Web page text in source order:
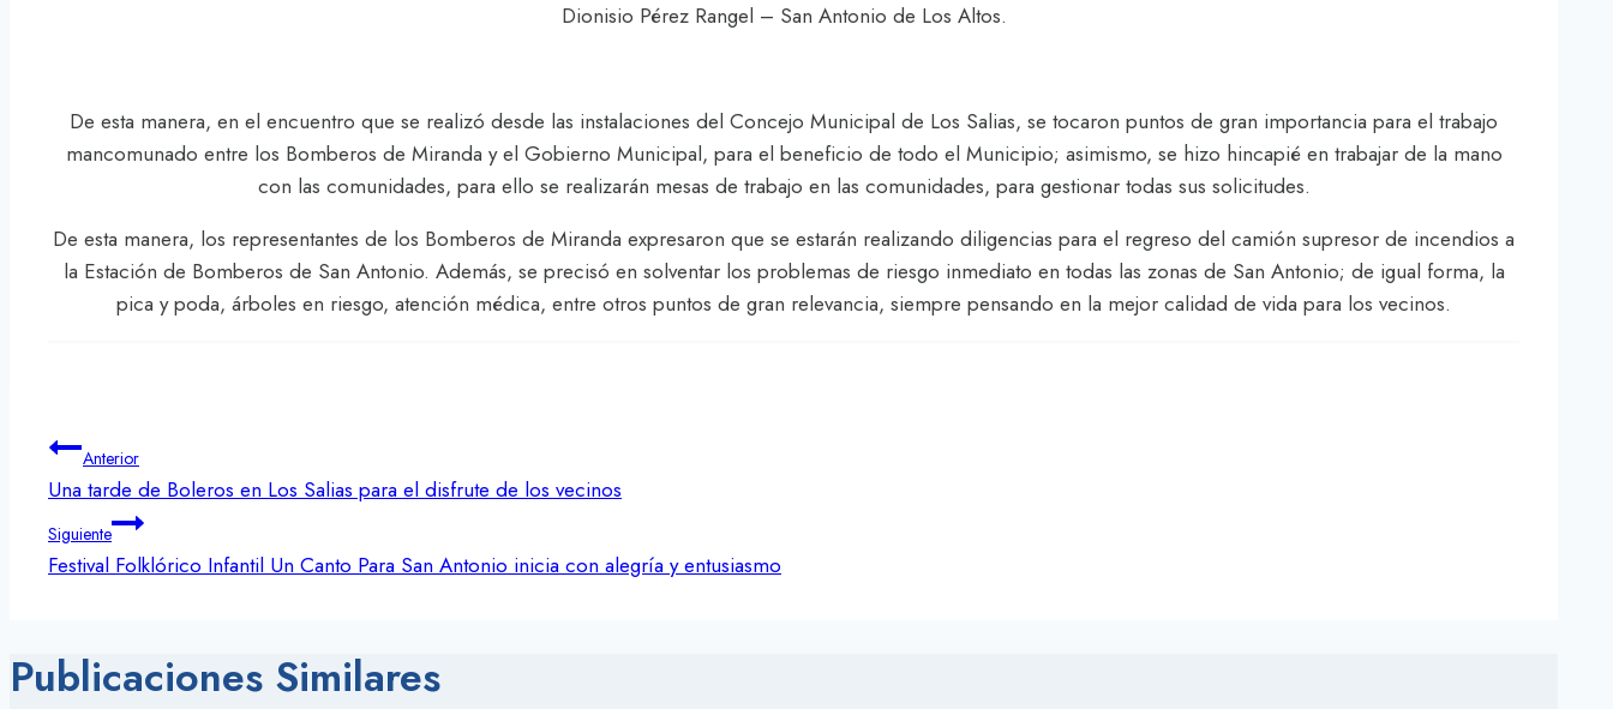
Dionisio Pérez Rangel – San Antonio de Los Altos.
De esta manera, en el encuentro que se realizó desde las instalaciones del Concejo Municipal de Los Salias, se tocaron puntos de gran importancia para el trabajo
mancomunado entre los Bomberos de Miranda y el Gobierno Municipal, para el beneficio de todo el Municipio; asimismo, se hizo hincapié en trabajar de la mano
con las comunidades, para ello se realizarán mesas de trabajo en las comunidades, para gestionar todas sus solicitudes.
De esta manera, los representantes de los Bomberos de Miranda expresaron que se estarán realizando diligencias para el regreso del camión supresor de incendios a
la Estación de Bomberos de San Antonio. Además, se precisó en solventar los problemas de riesgo inmediato en todas las zonas de San Antonio; de igual forma, la
pica y poda, árboles en riesgo, atención médica, entre otros puntos de gran relevancia, siempre pensando en la mejor calidad de vida para los vecinos.
Navegación
de
entradas
Anterior
Una tarde de Boleros en Los Salias para el disfrute de los vecinos
Siguiente
Festival Folklórico Infantil Un Canto Para San Antonio inicia con alegría y entusiasmo
Publicaciones Similares